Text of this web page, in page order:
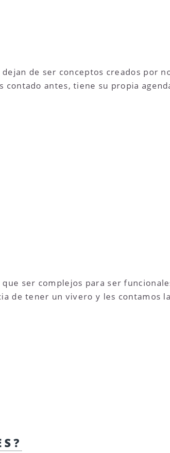
dejan de ser conceptos creados por
contado antes, tiene su propia
ser complejos para ser
de tener un vivero y les contamos